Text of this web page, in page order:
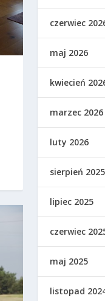
czerwiec
maj 2026
kwiecień
marzec 2026
luty 2026
sierpień 2025
lipiec 2025
czerwiec
maj 2025
listopad